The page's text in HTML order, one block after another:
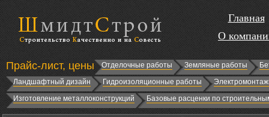
Главная
О
Прайс-лист, цены Отделочные работы Земляные работы
Ландшафтный дизайн
Гидроизоляционные работы
Изготовление металлоконструкций
Базовые расценки по